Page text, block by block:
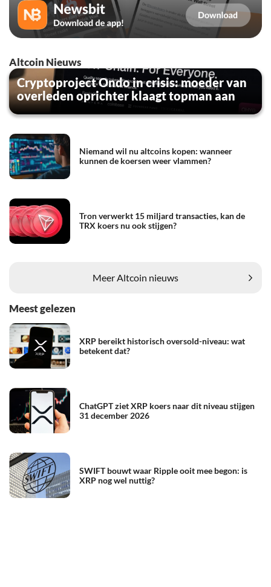
Altcoin Nieuws
Cryptoproject Ondo in crisis: moeder van
overleden oprichter klaagt topman aan
Niemand wil nu altcoins kopen: wanneer
kunnen de koersen weer vlammen?
Tron verwerkt 15 miljard transacties, kan de
TRX koers nu ook stijgen?
Meer Altcoin nieuws
Meest gelezen
XRP bereikt historisch oversold-niveau: wat
betekent dat?
ChatGPT ziet XRP koers naar dit niveau stijgen
31 december 2026
SWIFT bouwt waar Ripple ooit mee begon: is
XRP nog wel nuttig?